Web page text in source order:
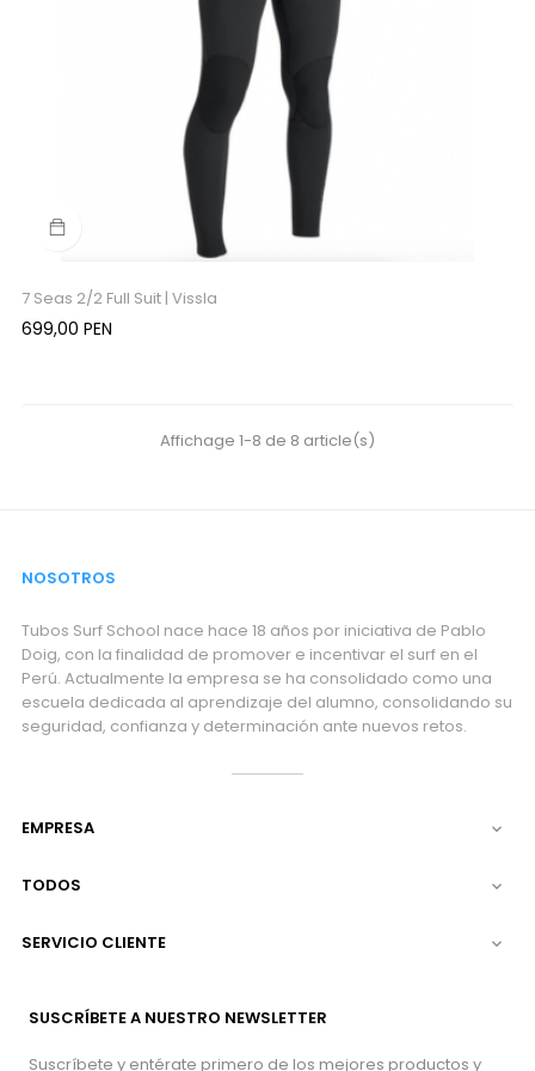
7 Seas 2/2 Full Suit | Vissla
Precio
699,00 PEN
Affichage 1-8 de 8 article(s)
NOSOTROS
Tubos Surf School nace hace 18 años por iniciativa de Pablo
Doig, con la finalidad de promover e incentivar el surf en el
Perú. Actualmente la empresa se ha consolidado como una
escuela dedicada al aprendizaje del alumno, consolidando su
seguridad, confianza y determinación ante nuevos retos.
EMPRESA 
TODOS 
SERVICIO CLIENTE 
SUSCRÍBETE A NUESTRO NEWSLETTER
Suscríbete y entérate primero de los mejores productos y